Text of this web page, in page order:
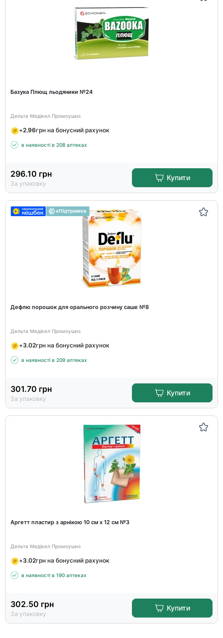
Базука Плющ льодяники №24
Дельта Медікел Промоушнз
+2.96грн на бонусний рахунок
в наявності в 208 аптеках
296.10 грн
За упаковку
Купити
Дефлю порошок для орального розчину саше №8
Дельта Медікел Промоушнз
+3.02грн на бонусний рахунок
в наявності в 209 аптеках
301.70 грн
За упаковку
Купити
Аргетт пластир з арнікою 10 см х 12 см №3
Дельта Медікел Промоушнз
+3.02грн на бонусний рахунок
в наявності в 190 аптеках
302.50 грн
За упаковку
Купити